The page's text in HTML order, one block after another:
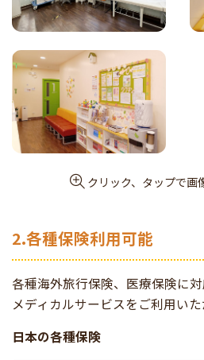
クリック、タップで画
2.各種保険利用可能
各種海外旅行保険、医療保険に
メディカルサービスをご利用いた
日本の各種保険